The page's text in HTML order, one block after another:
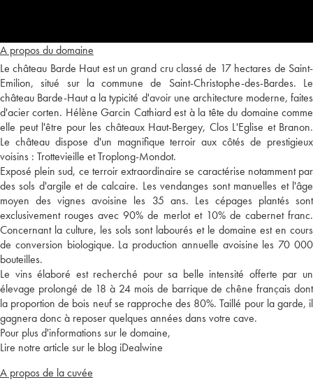
A propos du domaine
Le château Barde Haut est un grand cru classé de 17 hectares de Saint-
Emilion, situé sur la commune de Saint-Christophe-des-Bardes. Le
château Barde-Haut a la typicité d'avoir une architecture moderne, faites
d'acier corten. Hélène Garcin Cathiard est à la tête du domaine comme
elle peut l'être pour les châteaux Haut-Bergey, Clos L'Eglise et Branon.
Le château dispose d'un magnifique terroir aux côtés de prestigieux
voisins : Trottevieille et Troplong-Mondot.
Exposé plein sud, ce terroir extraordinaire se caractérise notamment par
des sols d'argile et de calcaire. Les vendanges sont manuelles et l'âge
moyen des vignes avoisine les 35 ans. Les cépages plantés sont
exclusivement rouges avec 90% de merlot et 10% de cabernet franc.
Concernant la culture, les sols sont labourés et le domaine est en cours
de conversion biologique. La production annuelle avoisine les 70 000
bouteilles.
Le vins élaboré est recherché pour sa belle intensité offerte par un
élevage prolongé de 18 à 24 mois de barrique de chêne français dont
la proportion de bois neuf se rapproche des 80%. Taillé pour la garde, il
gagnera donc à reposer quelques années dans votre cave.
Pour plus d'informations sur le domaine,
Lire notre article sur le blog iDealwine
A propos de la cuvée